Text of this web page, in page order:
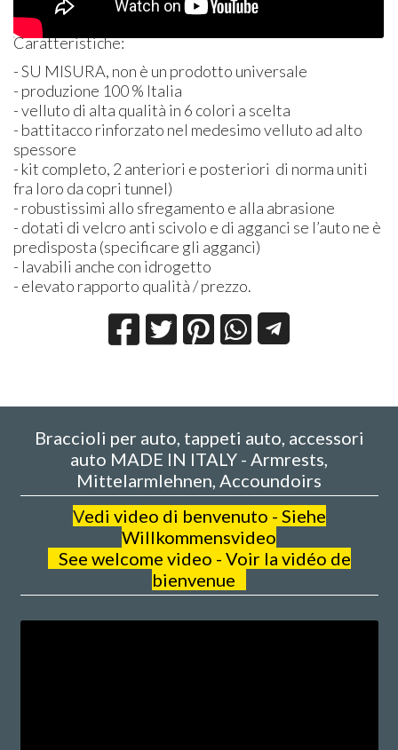
Caratteristiche:
- SU MISURA, non è un prodotto universale
- produzione 100 % Italia
- velluto di alta qualità in 6 colori a scelta
- battitacco rinforzato nel medesimo velluto ad alto
spessore
- kit completo, 2 anteriori e posteriori di norma uniti
fra loro da copri tunnel)
- robustissimi allo sfregamento e alla abrasione
- dotati di velcro anti scivolo e di agganci se l’auto ne è
predisposta (specificare gli agganci)
- lavabili anche con idrogetto
- elevato rapporto qualità / prezzo.
Braccioli per auto, tappeti auto, accessori
auto MADE IN ITALY - Armrests,
Mittelarmlehnen, Accoundoirs
Vedi video di benvenuto - Siehe
Willkommensvideo
See welcome video - Voir la vidéo de
bienvenue